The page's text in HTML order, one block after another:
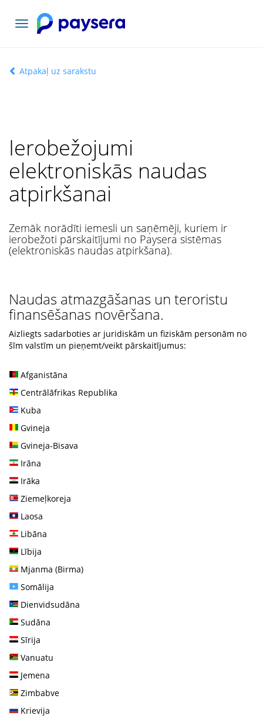
Pārslēgt
navigāciju
Atpakaļ uz sarakstu
Ierobežojumi
elektroniskās naudas
atpirkšanai
Zemāk norādīti iemesli un saņēmēji, kuriem ir
ierobežoti pārskaitījumi no Paysera sistēmas
(elektroniskās naudas atpirkšana).
Naudas atmazgāšanas un teroristu
finansēšanas novēršana.
Aizliegts sadarboties ar juridiskām un fiziskām personām no
šīm valstīm un pieņemt/veikt pārskaitījumus:
Afganistāna
Centrālāfrikas Republika
Kuba
Gvineja
Gvineja-Bisava
Irāna
Irāka
Ziemeļkoreja
Laosa
Libāna
Lībija
Mjanma (Birma)
Somālija
Dienvidsudāna
Sudāna
Sīrija
Vanuatu
Jemena
Zimbabve
Krievija